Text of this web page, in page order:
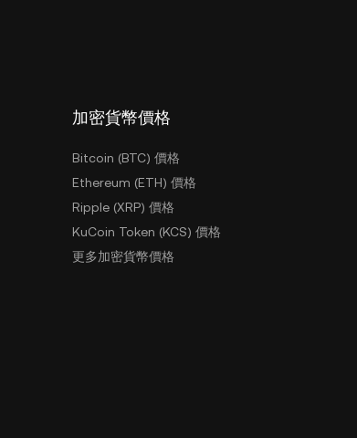
加密貨幣價格
Bitcoin (BTC) 價格
Ethereum (ETH) 價格
Ripple (XRP) 價格
KuCoin Token (KCS) 價格
更多加密貨幣價格